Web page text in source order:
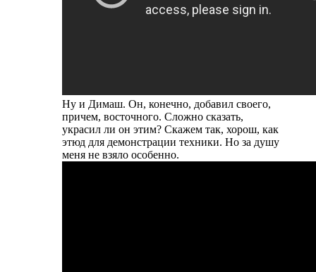
Ну и Димаш. Он, конечно, добавил своего,
причем, восточного. Сложно сказать,
украсил ли он этим? Скажем так, хорош, как
этюд для демонстрации техники. Но за душу
меня не взяло особенно.